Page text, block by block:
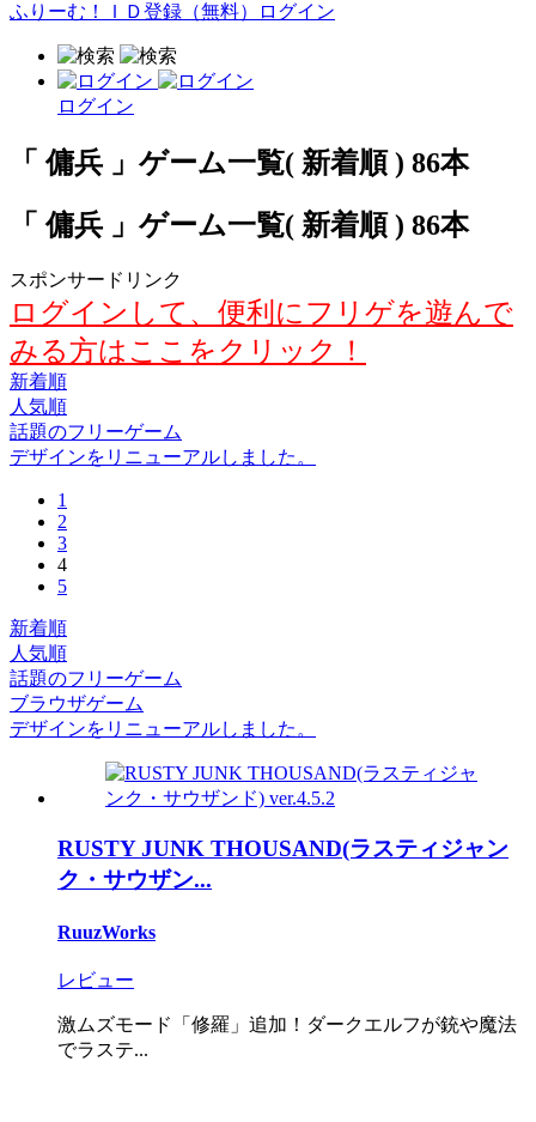
ふりーむ！ＩＤ登録（無料） ログイン
ログイン
「 傭兵 」ゲーム一覧( 新着順 ) 86本
「 傭兵 」ゲーム一覧( 新着順 ) 86本
スポンサードリンク
ログインして、便利にフリゲを遊んで
みる方はここをクリック！
新着順
人気順
話題のフリーゲーム
デザインをリニューアルしました。
1
2
3
4
5
新着順
人気順
話題のフリーゲーム
ブラウザゲーム
デザインをリニューアルしました。
RUSTY JUNK THOUSAND(ラスティジャン
ク・サウザン...
RuuzWorks
レビュー
激ムズモード「修羅」追加！ダークエルフが銃や魔法
でラステ...